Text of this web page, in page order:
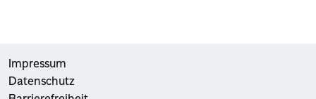
Impressum
Datenschutz